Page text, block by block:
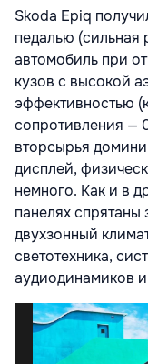
Skoda Epiq
педалью (сильная
автомобиль при
кузов с высокой
эффективностью
сопротивления —
вторсырья
дисплей,
немного. Как и в
панелях спрятаны
двухзонный
светотехника,
аудиодинамиков